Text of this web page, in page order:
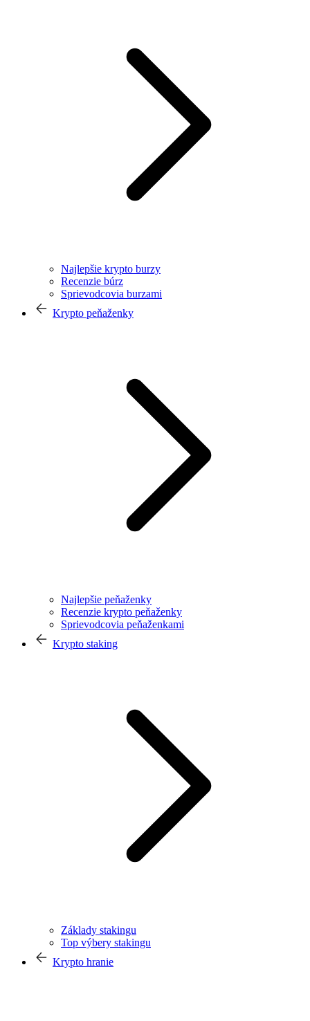
Najlepšie krypto burzy
Recenzie búrz
Sprievodcovia burzami
Krypto peňaženky
Najlepšie peňaženky
Recenzie krypto peňaženky
Sprievodcovia peňaženkami
Krypto staking
Základy stakingu
Top výbery stakingu
Krypto hranie